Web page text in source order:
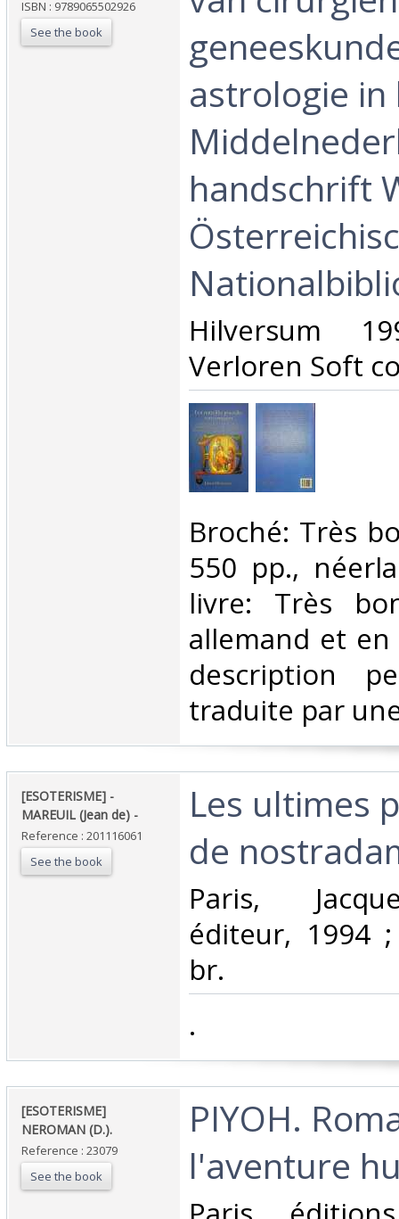
ISBN : 9789065502926
See the book
astrologie in
handschrift
‎Hilversum
Verloren Soft
‎Broché: Très
550 pp.,
livre: Très
allemand et
description
traduite par
‎[ESOTERISME] -
MAREUIL (Jean de) - ‎
Reference : 201116061
See the book
‎Les ultimes
de
‎Paris,
éditeur, 1994
br.‎
‎.‎
‎[ESOTERISME]
NEROMAN (D.).‎
Reference : 23079
See the book
‎PIYOH.
l'aventure